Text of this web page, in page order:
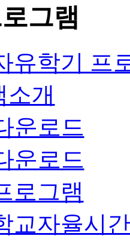
그램
유학기 프
소개
운로드
운로드
로그램
교자율시